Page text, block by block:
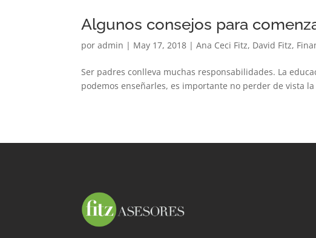
Algunos consejos para
poradmin | May 17, 2018 |Ana Ceci Fitz, David Fitz,
Ser padres conlleva muchas responsabilidades. La
podemos enseñarles, es importante no perder de vista